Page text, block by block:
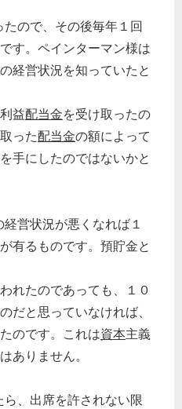
ので、その後毎年１回
す。ペインターマン様は
経営状況を知っていたと
益配当金を受け取ったの
った配当金の額によって
手にしたのではないかと
営状況が悪くなれば１
有るものです。預貯金と
れたのであっても、１０
だと思っていなければ、
のです。これは資本主義
ありません。
ら、出席を許されない限